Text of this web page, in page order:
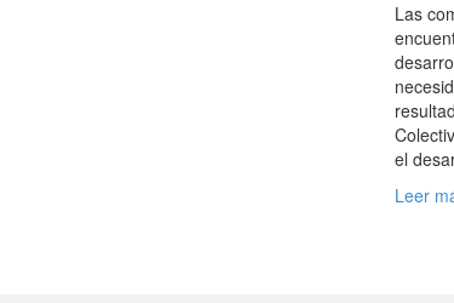
Las
el
Tu
Leer